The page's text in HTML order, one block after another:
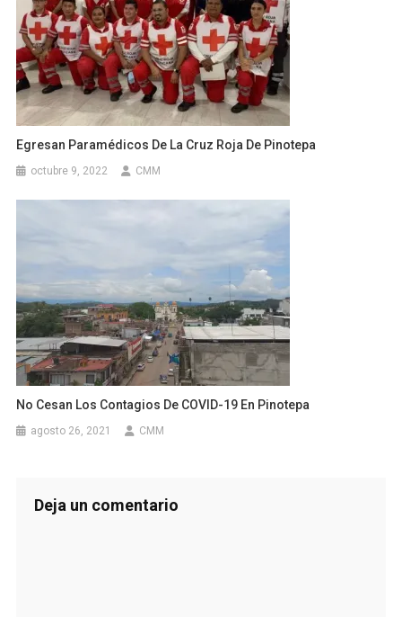
Egresan Paramédicos De La Cruz Roja De Pinotepa
octubre 9, 2022 CMM
No Cesan Los Contagios De COVID-19 En Pinotepa
agosto 26, 2021 CMM
Deja un comentario